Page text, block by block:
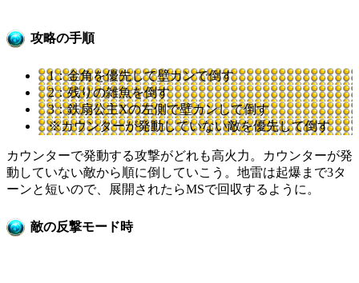
攻略の手順
1：金角を優先して壁カンで倒す
2：残りの雑魚を倒す
3：鉄扇公主Xの左側で壁カンして倒す
※カウンターが発動していない敵を優先して倒す
カウンターで発動する攻撃がどれも高火力。カウンターが発
動していない敵から順に倒していこう。地雷は起爆まで3タ
ーンと短いので、展開されたらMSで回収するように。
敵の反撃モード時